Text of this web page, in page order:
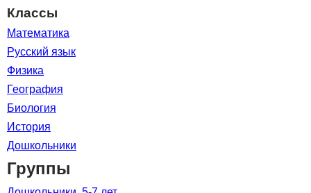
Классы
Математика
Русский язык
Физика
География
Биология
История
Дошкольники
Группы